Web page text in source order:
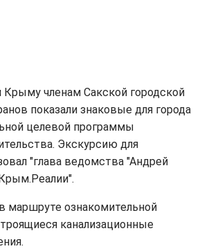
Крыму членам Сакской городской
показали знаковые для города
целевой программы
Экскурсию для
"глава ведомства "Андрей
маршруте ознакомительной
канализационные